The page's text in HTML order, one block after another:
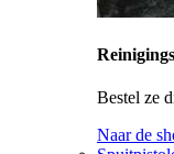
Bestel ze
Naar de